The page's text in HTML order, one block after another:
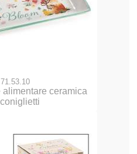
alimentare ceramica